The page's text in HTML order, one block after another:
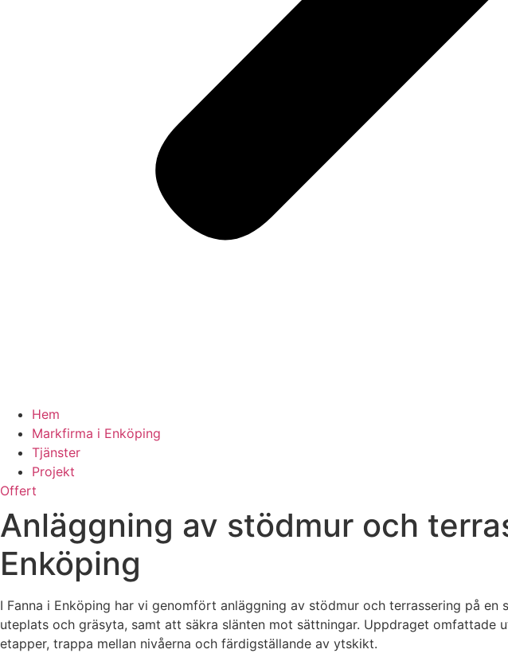
Hem
Markfirma i Enköping
Tjänster
Projekt
Offert
Anläggning av stödmur och
Enköping
I Fanna i Enköping har vi genomfört anläggning av stödmur och terrassering på
uteplats och gräsyta, samt att säkra slänten mot sättningar. Uppdraget
etapper, trappa mellan nivåerna och färdigställande av ytskikt.